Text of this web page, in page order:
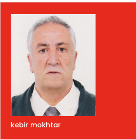
kebir mokhtar